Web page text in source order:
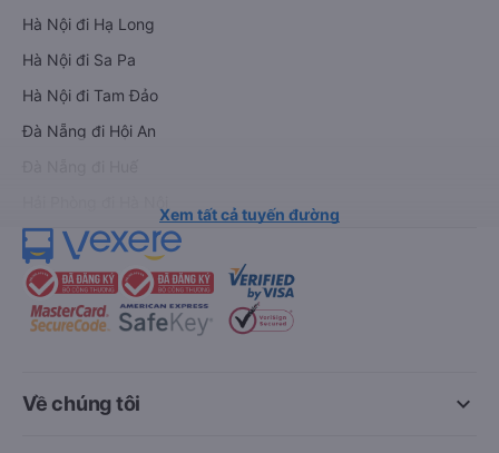
Hà Nội đi Hạ Long
Hà Nội đi Sa Pa
Hà Nội đi Tam Đảo
Đà Nẵng đi Hội An
Xem tất cả tuyến đường
keyboard_arrow_down
Về chúng tôi